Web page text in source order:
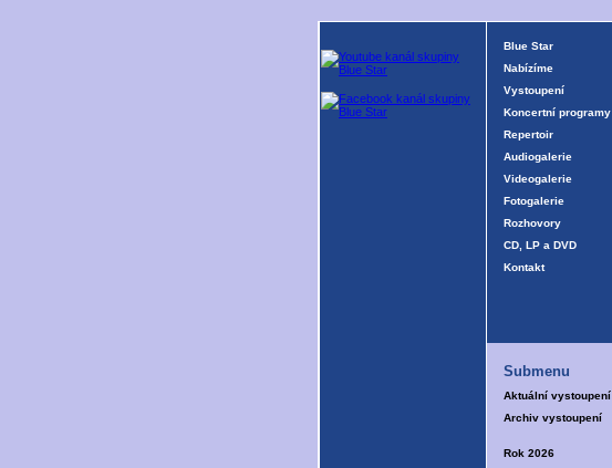
Blue Star
Nabízíme
Vystoupení
Koncertní programy
Repertoir
Audiogalerie
Videogalerie
Fotogalerie
Rozhovory
CD, LP a DVD
Kontakt
Submenu
Aktuální vystoupení
Archiv vystoupení
Rok 2026